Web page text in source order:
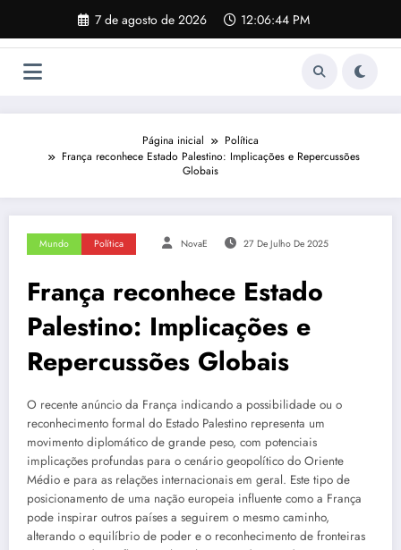
o
7 de agosto de 2026 12:06:45 PM
Página inicial
Política
França reconhece Estado Palestino: Implicações e Repercussões
Globais
Mundo Política NovaE 27 De Julho De 2025
França reconhece Estado
Palestino: Implicações e
Repercussões Globais
O recente anúncio da França indicando a possibilidade ou o
reconhecimento formal do Estado Palestino representa um
movimento diplomático de grande peso, com potenciais
implicações profundas para o cenário geopolítico do Oriente
Médio e para as relações internacionais em geral. Este tipo de
posicionamento de uma nação europeia influente como a França
pode inspirar outros países a seguirem o mesmo caminho,
alterando o equilíbrio de poder e o reconhecimento de fronteiras